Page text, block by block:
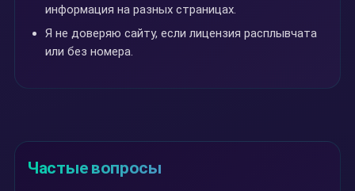
информация на разных страницах.
Я не доверяю сайту, если лицензия расплывчата
или без номера.
Частые вопросы